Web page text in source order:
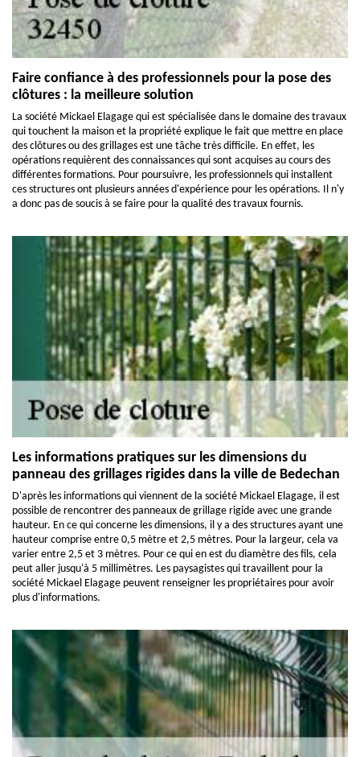
Faire confiance à des professionnels pour la pose des
clôtures : la meilleure solution
La société Mickael Elagage qui est spécialisée dans le domaine des travaux
qui touchent la maison et la propriété explique le fait que mettre en place
des clôtures ou des grillages est une tâche très difficile. En effet, les
opérations requièrent des connaissances qui sont acquises au cours des
différentes formations. Pour poursuivre, les professionnels qui installent
ces structures ont plusieurs années d'expérience pour les opérations. Il n'y
a donc pas de soucis à se faire pour la qualité des travaux fournis.
Les informations pratiques sur les dimensions du
panneau des grillages rigides dans la ville de Bedechan
D'après les informations qui viennent de la société Mickael Elagage, il est
possible de rencontrer des panneaux de grillage rigide avec une grande
hauteur. En ce qui concerne les dimensions, il y a des structures ayant une
hauteur comprise entre 0,5 mètre et 2,5 mètres. Pour la largeur, cela va
varier entre 2,5 et 3 mètres. Pour ce qui en est du diamètre des fils, cela
peut aller jusqu'à 5 millimètres. Les paysagistes qui travaillent pour la
société Mickael Elagage peuvent renseigner les propriétaires pour avoir
plus d'informations.